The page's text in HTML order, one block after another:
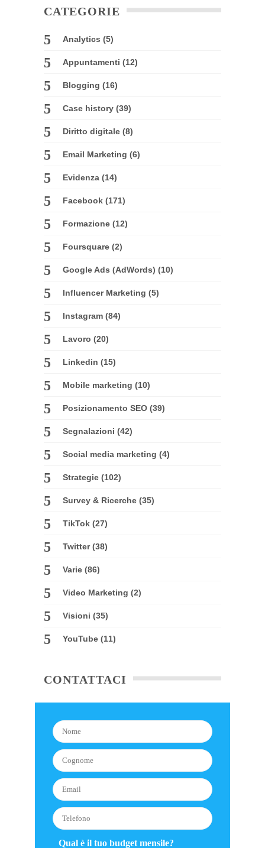
CATEGORIE
Analytics (5)
Appuntamenti (12)
Blogging (16)
Case history (39)
Diritto digitale (8)
Email Marketing (6)
Evidenza (14)
Facebook (171)
Formazione (12)
Foursquare (2)
Google Ads (AdWords) (10)
Influencer Marketing (5)
Instagram (84)
Lavoro (20)
Linkedin (15)
Mobile marketing (10)
Posizionamento SEO (39)
Segnalazioni (42)
Social media marketing (4)
Strategie (102)
Survey & Ricerche (35)
TikTok (27)
Twitter(38)
Varie (86)
Video Marketing (2)
Visioni (35)
YouTube (11)
CONTATTACI
Qual è il tuo budget mensile?